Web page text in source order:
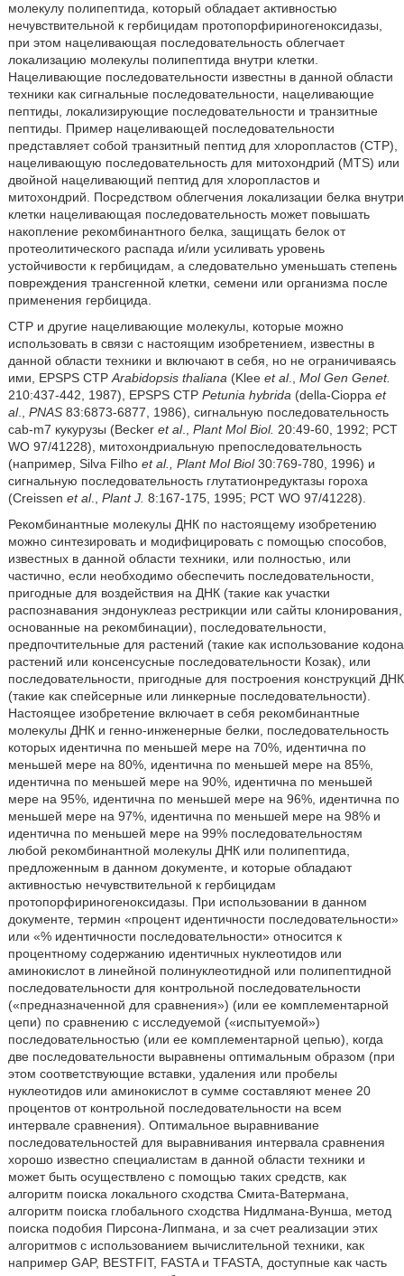
молекулу полипептида, который обладает активностью
нечувствительной к гербицидам протопорфириногеноксидазы,
при этом нацеливающая последовательность облегчает
локализацию молекулы полипептида внутри клетки.
Нацеливающие последовательности известны в данной области
техники как сигнальные последовательности, нацеливающие
пептиды, локализирующие последовательности и транзитные
пептиды. Пример нацеливающей последовательности
представляет собой транзитный пептид для хлоропластов (CTP),
нацеливающую последовательность для митохондрий (MTS) или
двойной нацеливающий пептид для хлоропластов и
митохондрий. Посредством облегчения локализации белка внутри
клетки нацеливающая последовательность может повышать
накопление рекомбинантного белка, защищать белок от
протеолитического распада и/или усиливать уровень
устойчивости к гербицидам, а следовательно уменьшать степень
повреждения трансгенной клетки, семени или организма после
применения гербицида.
CTP и другие нацеливающие молекулы, которые можно
использовать в связи с настоящим изобретением, известны в
данной области техники и включают в себя, но не ограничиваясь
ими, EPSPS CTP Arabidopsis thaliana (Klee et al., Mol Gen Genet.
210:437-442, 1987), EPSPS CTP Petunia hybrida (della-Cioppa et
al., PNAS 83:6873-6877, 1986), сигнальную последовательность
cab-m7 кукурузы (Becker et al., Plant Mol Biol. 20:49-60, 1992; PCT
WO 97/41228), митохондриальную препоследовательность
(например, Silva Filho et al., Plant Mol Biol30:769-780, 1996) и
сигнальную последовательность глутатионредуктазы гороха
(Creissen et al., Plant J. 8:167-175, 1995; PCT WO 97/41228).
Рекомбинантные молекулы ДНК по настоящему изобретению
можно синтезировать и модифицировать с помощью способов,
известных в данной области техники, или полностью, или
частично, если необходимо обеспечить последовательности,
пригодные для воздействия на ДНК (такие как участки
распознавания эндонуклеаз рестрикции или сайты клонирования,
основанные на рекомбинации), последовательности,
предпочтительные для растений (такие как использование кодона
растений или консенсусные последовательности Козак), или
последовательности, пригодные для построения конструкций ДНК
(такие как спейсерные или линкерные последовательности).
Настоящее изобретение включает в себя рекомбинантные
молекулы ДНК и генно-инженерные белки, последовательность
которых идентична по меньшей мере на 70%, идентична по
меньшей мере на 80%, идентична по меньшей мере на 85%,
идентична по меньшей мере на 90%, идентична по меньшей
мере на 95%, идентична по меньшей мере на 96%, идентична по
меньшей мере на 97%, идентична по меньшей мере на 98% и
идентична по меньшей мере на 99% последовательностям
любой рекомбинантной молекулы ДНК или полипептида,
предложенным в данном документе, и которые обладают
активностью нечувствительной к гербицидам
протопорфириногеноксидазы. При использовании в данном
документе, термин «процент идентичности последовательности»
или «% идентичности последовательности» относится к
процентному содержанию идентичных нуклеотидов или
аминокислот в линейной полинуклеотидной или полипептидной
последовательности для контрольной последовательности
(«предназначенной для сравнения») (или ее комплементарной
цепи) по сравнению с исследуемой («испытуемой»)
последовательностью (или ее комплементарной цепью), когда
две последовательности выравнены оптимальным образом (при
этом соответствующие вставки, удаления или пробелы
нуклеотидов или аминокислот в сумме составляют менее 20
процентов от контрольной последовательности на всем
интервале сравнения). Оптимальное выравнивание
последовательностей для выравнивания интервала сравнения
хорошо известно специалистам в данной области техники и
может быть осуществлено с помощью таких средств, как
алгоритм поиска локального сходства Смита-Ватермана,
алгоритм поиска глобального сходства Нидлмана-Вунша, метод
поиска подобия Пирсона-Липмана, и за счет реализации этих
алгоритмов с использованием вычислительной техники, как
например GAP, BESTFIT, FASTA и TFASTA, доступные как часть